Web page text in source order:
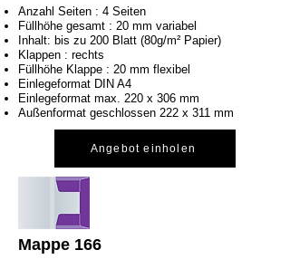
Anzahl Seiten : 4 Seiten
Füllhöhe gesamt : 20 mm variabel
Inhalt: bis zu 200 Blatt (80g/m² Papier)
Klappen : rechts
Füllhöhe Klappe : 20 mm flexibel
Einlegeformat DIN A4
Einlegeformat max. 220 x 306 mm
Außenformat geschlossen 222 x 311 mm
Angebot einholen
Mappe 166